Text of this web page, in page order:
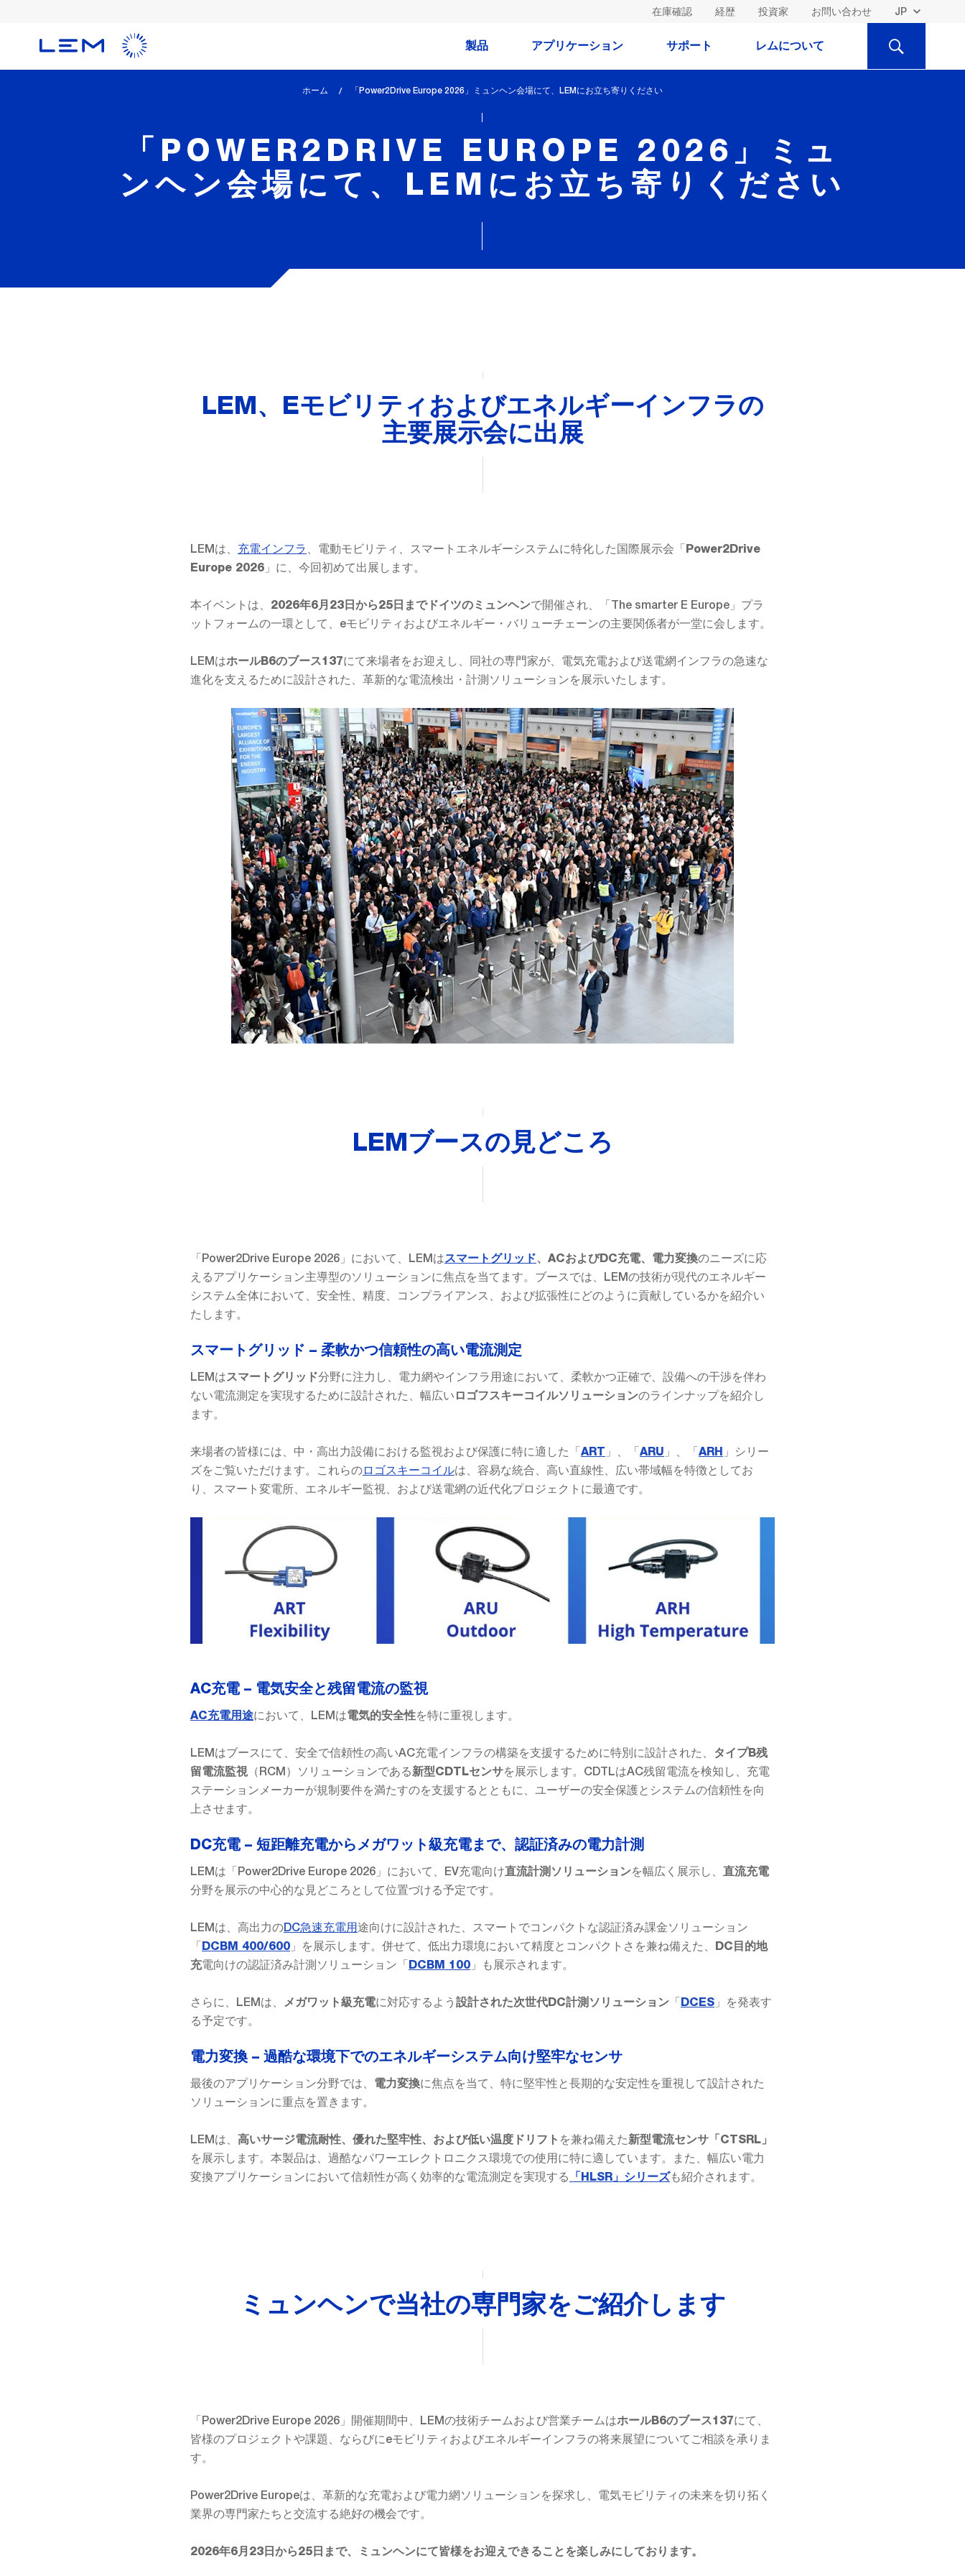
在庫確認 経歴 投資家 お問い合わせ
製品 アプリケーション サポート レムについて
検
ホーム
lem_current_page
「Power2Drive Europe 2026」ミュンヘン会場にて、LEMにお立ち寄りください
「POWER2DRIVE EUROPE 2026」ミュ
ンヘン会場にて、LEMにお立ち寄りください
LEM、Eモビリティおよびエネルギーインフラの
主要展示会に出展
LEMは、 充電インフラ 、電動モビリティ、スマートエネルギーシステムに特化した国際展示会「 Power2Drive
Europe 2026 」に、今回初めて出展します。
本イベントは、 2026年6月23日から25日までドイツのミュンヘンで開催され、「The smarter E Europe」プラ
ットフォームの一環として、eモビリティおよびエネルギー・バリューチェーンの主要関係者が一堂に会します。
LEMはホールB6のブース137にて来場者をお迎えし、同社の専門家が、電気充電および送電網インフラの急速な
進化を支えるために設計された、革新的な電流検出・計測ソリューションを展示いたします。
LEMブースの見どころ
「Power2Drive Europe 2026」において、LEMはスマートグリッド、ACおよびDC充電、電力変換のニーズに応
えるアプリケーション主導型のソリューションに焦点を当てます。ブースでは、LEMの技術が現代のエネルギー
システム全体において、安全性、精度、コンプライアンス、および拡張性にどのように貢献しているかを紹介い
たします。
スマートグリッド – 柔軟かつ信頼性の高い電流測定
LEMはスマートグリッド分野に注力し、電力網やインフラ用途において、柔軟かつ正確で、設備への干渉を伴わ
ない電流測定を実現するために設計された、幅広い ロゴフスキーコイルソリューションのラインナップを紹介し
ます。
来場者の皆様には、中・高出力設備における監視および保護に特に適した「 ART 」、「 ARU 」、「 ARH
」シリー
ズをご覧いただけます。これらのロゴスキーコイルは、容易な統合、高い直線性、広い帯域幅を特徴としてお
り、スマート変電所、エネルギー監視、および送電網の近代化プロジェクトに最適です。
AC充電 – 電気安全と残留電流の監視
AC充電用途において、LEMは電気的安全性を特に重視します。
LEMはブースにて、安全で信頼性の高いAC充電インフラの構築を支援するために特別に設計された、
タイプB残
留電流監視 （RCM）ソリューションである新型CDTLセンサを展示します。CDTLはAC残留電流を検知し、充電
ステーションメーカーが規制要件を満たすのを支援するとともに、ユーザーの安全保護とシステムの信頼性を向
上させます。
DC充電 – 短距離充電からメガワット級充電まで、認証済みの電力計測
LEMは「Power2Drive Europe 2026」において、EV充電向け直流計測ソリューションを幅広く展示し、 直流充電
分野を展示の中心的な見どころとして位置づける予定です。
LEMは、高出力のDC急速充電用途向けに設計された、スマートでコンパクトな認証済み課金ソリューション
「 DCBM 400/600 」を展示します。併せて、低出力環境において精度とコンパクトさを兼ね備えた、
DC目的地
充電向けの認証済み計測ソリューション「 DCBM 100 」も展示されます。
さらに、LEMは、 メガワット級充電に対応するよう 設計された次世代DC計測ソリューション 「 DCES 」を発表す
る予定です。
電力変換 – 過酷な環境下でのエネルギーシステム向け堅牢なセンサ
最後のアプリケーション分野では、 電力変換に焦点を当て、特に堅牢性と長期的な安定性を重視して設計された
ソリューションに重点を置きます。
LEMは、 高いサージ電流耐性、優れた堅牢性、および低い温度ドリフト を兼ね備えた新型電流センサ「CTSRL」
を展示します。本製品は、過酷なパワーエレクトロニクス環境での使用に特に適しています。また、幅広い電力
変換アプリケーションにおいて信頼性が高く効率的な電流測定を実現する
「HLSR」シリーズも紹介されます。
ミュンヘンで当社の専門家をご紹介します
「Power2Drive Europe 2026」開催期間中、LEMの技術チームおよび営業チームはホールB6のブース137にて、
皆様のプロジェクトや課題、ならびにeモビリティおよびエネルギーインフラの将来展望についてご相談を承りま
す。
Power2Drive Europeは、革新的な充電および電力網ソリューションを探求し、電気モビリティの未来を切り拓く
業界の専門家たちと交流する絶好の機会です。
2026年6月23日から25日まで、ミュンヘンにて皆様をお迎えできることを楽しみにしております。